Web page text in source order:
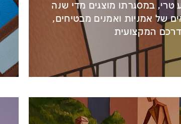
טרי, במסגרתו מוצגים מדי שנה
של אמניות ואמנים מבטיחים,
המקצועית